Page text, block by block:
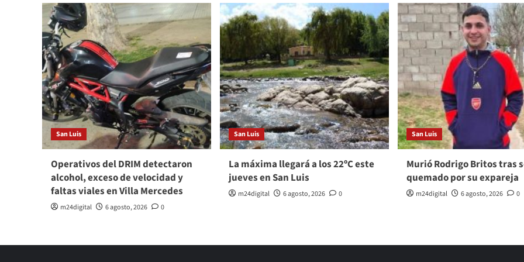
San Luis
Operativos del DRIM detectaron
alcohol, exceso de velocidad y
faltas viales en Villa Mercedes
m24digital 6 agosto, 2026 0
San Luis
La máxima llegará a los 22ºC este
jueves en San Luis
m24digital 6 agosto, 2026 0
San Luis
Murió Rodrigo Britos tras
quemado por su expareja
m24digital 6 agosto, 2026 0